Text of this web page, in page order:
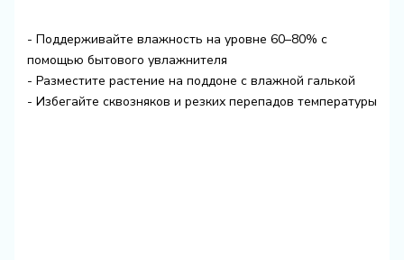
- Поддерживайте влажность на уровне 60–80% с
помощью бытового увлажнителя
- Разместите растение на поддоне с влажной галькой
- Избегайте сквозняков и резких перепадов температуры